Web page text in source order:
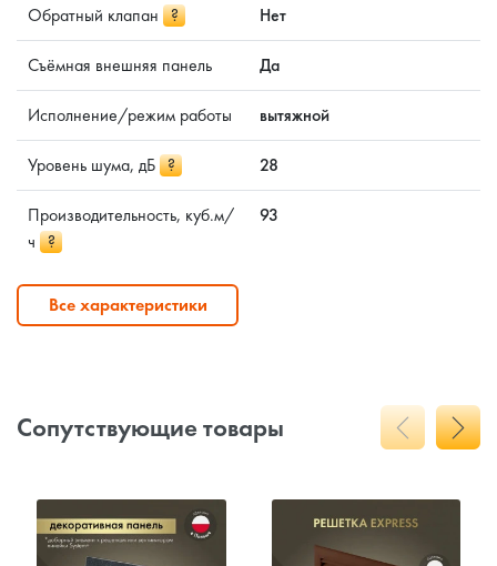
Обратный клапан ? Нет
Съёмная внешняя панель Да
Исполнение/режим работы вытяжной
Уровень шума, дБ ? 28
Производительность, куб.м/
ч ?
93
Все характеристики
Сопутствующие товары